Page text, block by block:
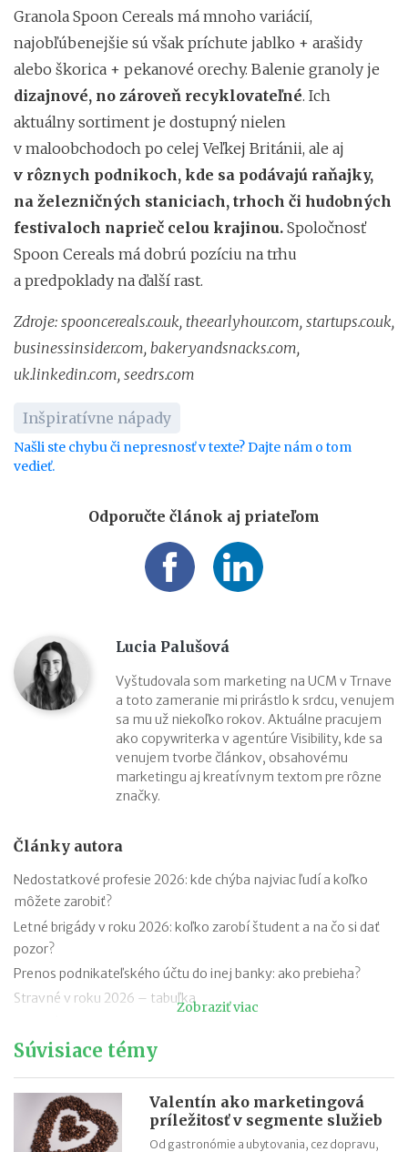
Granola Spoon Cereals má mnoho variácií,
najobľúbenejšie sú však príchute jablko + arašidy
alebo škorica + pekanové orechy. Balenie granoly je
dizajnové, no zároveň recyklovateľné. Ich
aktuálny sortiment je dostupný nielen
v maloobchodoch po celej Veľkej Británii, ale aj
v rôznych podnikoch, kde sa podávajú raňajky,
na železničných staniciach, trhoch či hudobných
festivaloch naprieč celou krajinou. Spoločnosť
Spoon Cereals má dobrú pozíciu na trhu
a predpoklady na ďalší rast.
Zdroje: spooncereals.co.uk, theearlyhour.com, startups.co.uk,
businessinsider.com, bakeryandsnacks.com,
uk.linkedin.com, seedrs.com
Inšpiratívne nápady
Našli ste chybu či nepresnosť v texte? Dajte nám o tom
vedieť.
Odporučte článok aj priateľom
Lucia Palušová
Vyštudovala som marketing na UCM v Trnave
a toto zameranie mi prirástlo k srdcu, venujem
sa mu už niekoľko rokov. Aktuálne pracujem
ako copywriterka v agentúre Visibility, kde sa
venujem tvorbe článkov, obsahovému
marketingu aj kreatívnym textom pre rôzne
značky.
Články autora
Nedostatkové profesie 2026: kde chýba najviac ľudí a koľko
môžete zarobiť?
Letné brigády v roku 2026: koľko zarobí študent a na čo si dať
pozor?
Prenos podnikateľského účtu do inej banky: ako prebieha?
Stravné v roku 2026 – tabuľka
Kam zaplatiť daň z príjmov za rok 2025 (v roku 2026)?
Nórsku
Parížsky startup Heuritech dokáže vďaka umelej inteligencii
predpovedať módne trendy
Zobraziť viac
Súvisiace témy
Valentín ako marketingová
príležitosť v segmente služieb
Od gastronómie a ubytovania, cez dopravu,